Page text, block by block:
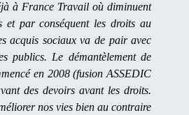
à France Travail où diminuent
et par conséquent les droits au
acquis sociaux va de pair avec
publics. Le démantèlement de
en 2008 (fusion ASSEDIC
des devoirs avant les droits.
nos vies bien au contraire